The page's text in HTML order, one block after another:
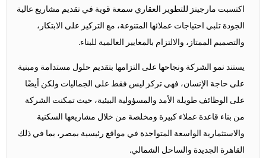
اكتسبت مارجينز للتطوير العقاري سمعة قوية في تقديم مشاريع عالية
الجودة تلبي احتياجات عملائها المتنوعة، مع التركيز على الابتكار،
والتصميم الممتاز، والالتزام بالمعايير العالمية للبناء.
يستند نمو الشركة ونجاحها على التزامها بتقديم حلول مستدامة ومبنية
على حاجة الإنسان، فهي تركز ليس فقط على الجماليات ولكن أيضًا
على الوظائف طويلة الأمد والمسؤولية البيئية، حيث تمكنت الشركة
من بناء قاعدة عملاء كبيرة ومخلصة من خلال مشاريعها السكنية
والاستثمارية الواسعة المتواجدة في مواقع رئيسية بمصر، بما في ذلك
القاهرة الجديدة والساحل الشمالي.